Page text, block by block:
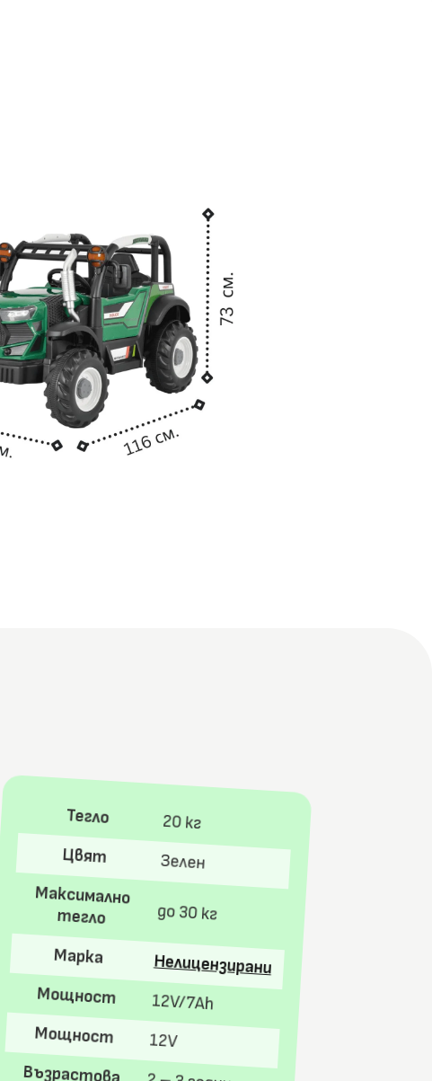
Тегло 20 кг
Цвят Зелен
Максимално
тегло до 30 кг
Марка Нелицензирани
Мощност 12V/7Ah
Мощност 12V
Възрастова